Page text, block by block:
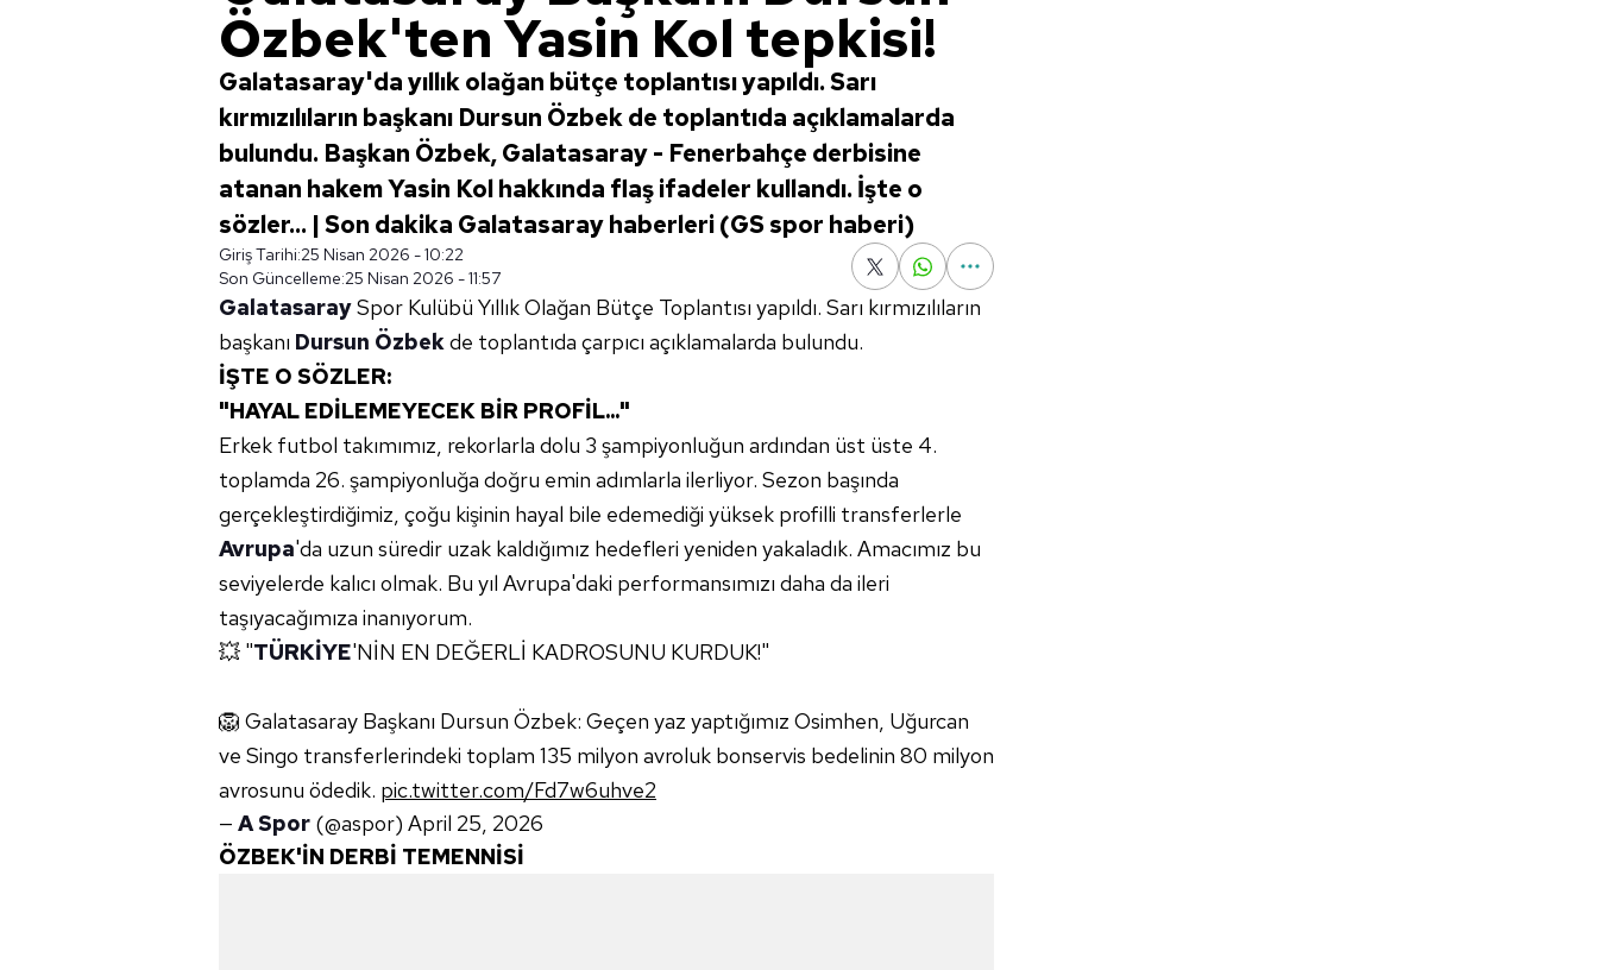
Özbek'ten Yasin Kol tepkisi!
Galatasaray'da yıllık olağan bütçe toplantısı yapıldı. Sarı
kırmızılıların başkanı Dursun Özbek de toplantıda açıklamalarda
bulundu. Başkan Özbek, Galatasaray - Fenerbahçe derbisine
atanan hakem Yasin Kol hakkında flaş ifadeler kullandı. İşte o
sözler... | Son dakika Galatasaray haberleri (GS spor haberi)
Giriş Tarihi:25 Nisan 2026 - 10:22
Son Güncelleme:25 Nisan 2026 - 11:57
GalatasaraySpor Kulübü Yıllık Olağan Bütçe Toplantısı yapıldı. Sarı kırmızılıların
başkanı Dursun Özbekde toplantıda çarpıcı açıklamalarda bulundu.
İŞTE O SÖZLER:
"HAYAL EDİLEMEYECEK BİR PROFİL..."
Erkek futbol takımımız, rekorlarla dolu 3 şampiyonluğun ardından üst üste 4.
toplamda 26. şampiyonluğa doğru emin adımlarla ilerliyor. Sezon başında
gerçekleştirdiğimiz, çoğu kişinin hayal bile edemediği yüksek profilli transferlerle
Avrupa'da uzun süredir uzak kaldığımız hedefleri yeniden yakaladık. Amacımız bu
seviyelerde kalıcı olmak. Bu yıl Avrupa'daki performansımızı daha da ileri
taşıyacağımıza inanıyorum.
💥 "TÜRKİYE'NİN EN DEĞERLİ KADROSUNU KURDUK!"
🦁 Galatasaray Başkanı Dursun Özbek: Geçen yaz yaptığımız Osimhen, Uğurcan
ve Singo transferlerindeki toplam 135 milyon avroluk bonservis bedelinin 80 milyon
avrosunu ödedik. pic.twitter.com/Fd7w6uhve2
— A Spor (@aspor) April 25, 2026
ÖZBEK'İN DERBİ TEMENNİSİ